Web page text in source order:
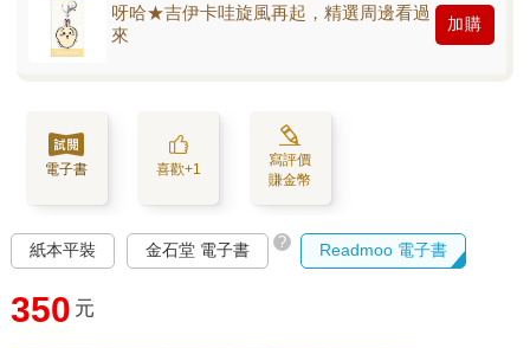
呀哈★吉伊卡哇旋風再起，精選周邊看過
來
加購
電子書 喜歡+1
寫評價
賺金幣
紙本平裝 金石堂 電子書 ? Readmoo 電子書
350 元